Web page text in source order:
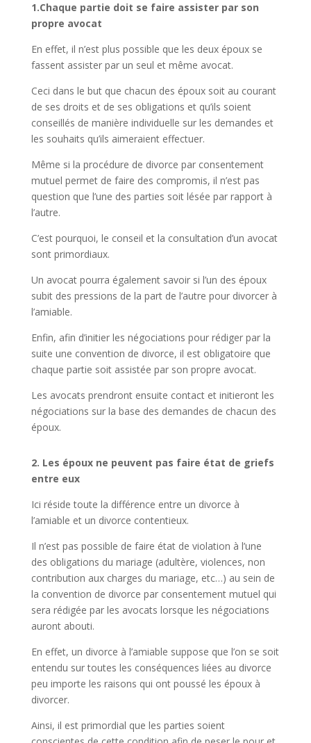
1.Chaque partie doit se faire assister par son
propre avocat
En effet, il n’est plus possible que les deux époux se
fassent assister par un seul et même avocat.
Ceci dans le but que chacun des époux soit au courant
de ses droits et de ses obligations et qu’ils soient
conseillés de manière individuelle sur les demandes et
les souhaits qu’ils aimeraient effectuer.
Même si la procédure de divorce par consentement
mutuel permet de faire des compromis, il n’est pas
question que l’une des parties soit lésée par rapport à
l’autre.
C’est pourquoi, le conseil et la consultation d’un avocat
sont primordiaux.
Un avocat pourra également savoir si l’un des époux
subit des pressions de la part de l’autre pour divorcer à
l’amiable.
Enfin, afin d’initier les négociations pour rédiger par la
suite une convention de divorce, il est obligatoire que
chaque partie soit assistée par son propre avocat.
Les avocats prendront ensuite contact et initieront les
négociations sur la base des demandes de chacun des
époux.
2. Les époux ne peuvent pas faire état de griefs
entre eux
Ici réside toute la différence entre un divorce à
l’amiable et un divorce contentieux.
Il n’est pas possible de faire état de violation à l’une
des obligations du mariage (adultère, violences, non
contribution aux charges du mariage, etc…) au sein de
la convention de divorce par consentement mutuel qui
sera rédigée par les avocats lorsque les négociations
auront abouti.
En effet, un divorce à l’amiable suppose que l’on se soit
entendu sur toutes les conséquences liées au divorce
peu importe les raisons qui ont poussé les époux à
divorcer.
Ainsi, il est primordial que les parties soient